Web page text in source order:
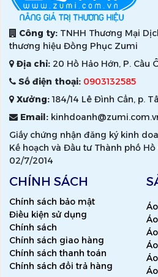
Công ty: TNHH Thương Mại
thương hiệu Đồng Phục Zumi
Địa chỉ: 20 Hồ Hảo Hớn, P. Cầu
Số điện thoại: 0903132585
Xưởng:184/14 Lê Đình Cẩn, p.
Email:
Giấy chứng nhận đăng ký kinh
Kế hoạch và Đầu tư Thành phố
02/7/2014
CHÍNH SÁCH
Chính sách bảo mật
Điều kiện sử dụng
Chính sách
Chính sách giao hàng
Chính sách thanh toán
Chính sách đổi trả hàng